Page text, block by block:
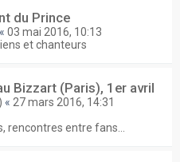
du Prince
« 03 mai 2016, 10:13
et chanteurs
Bizzart (Paris), 1er avril
« 27 mars 2016, 14:31
rencontres entre fans...